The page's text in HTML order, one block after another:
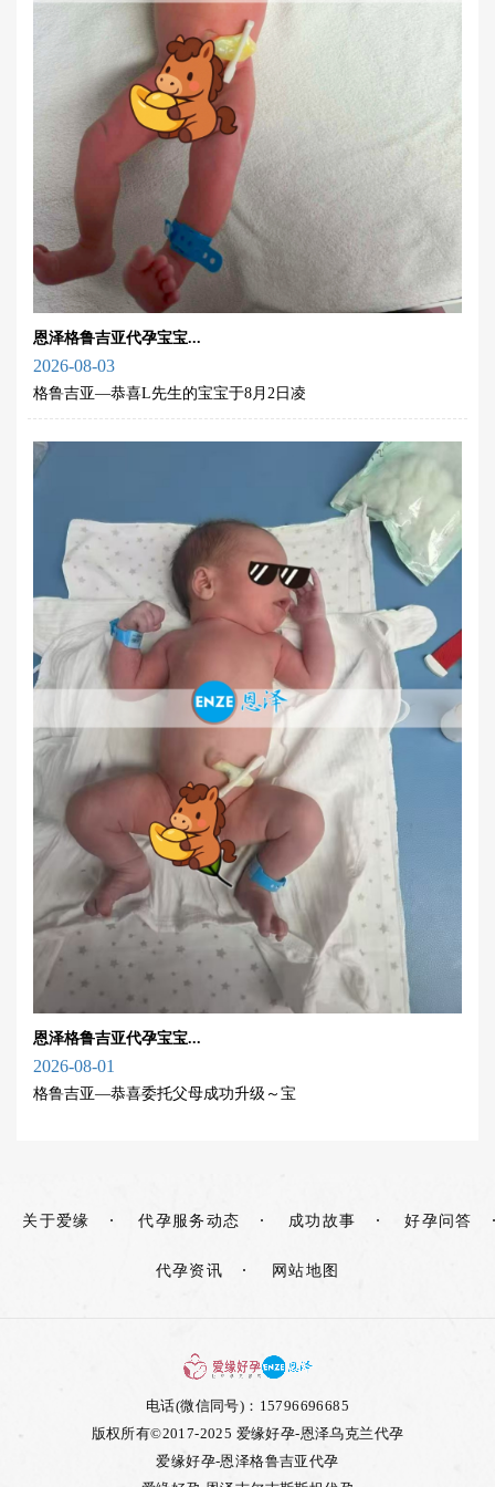
恩泽格鲁吉亚代孕宝宝...
2026-08-03
格鲁吉亚—恭喜L先生的宝宝于8月2日凌
恩泽格鲁吉亚代孕宝宝...
2026-08-01
格鲁吉亚—恭喜委托父母成功升级～宝
关于爱缘 代孕服务动态 成功故事 好孕问答
代孕资讯 网站地图
电话(微信同号)：15796696685
版权所有©2017-2025 爱缘好孕-恩泽乌克兰代孕
爱缘好孕-恩泽格鲁吉亚代孕